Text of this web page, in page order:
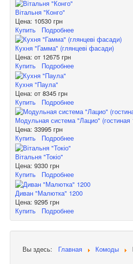
Вітальня "Конго"
Цена: 10530 грн
Купить
Подробнее
Кухня "Гамма" (глянцеві фасади)
Цена: от 12675 грн
Купить
Подробнее
Кухня "Паула"
Цена: от 8345 грн
Купить
Подробнее
Модульная система "Лацио" (гостиная
Цена: 33995 грн
Купить
Подробнее
Вітальня "Токіо"
Цена: 9330 грн
Купить
Подробнее
Диван "Малютка" 1200
Цена: 9295 грн
Купить
Подробнее
Вы здесь: Главная Комоды